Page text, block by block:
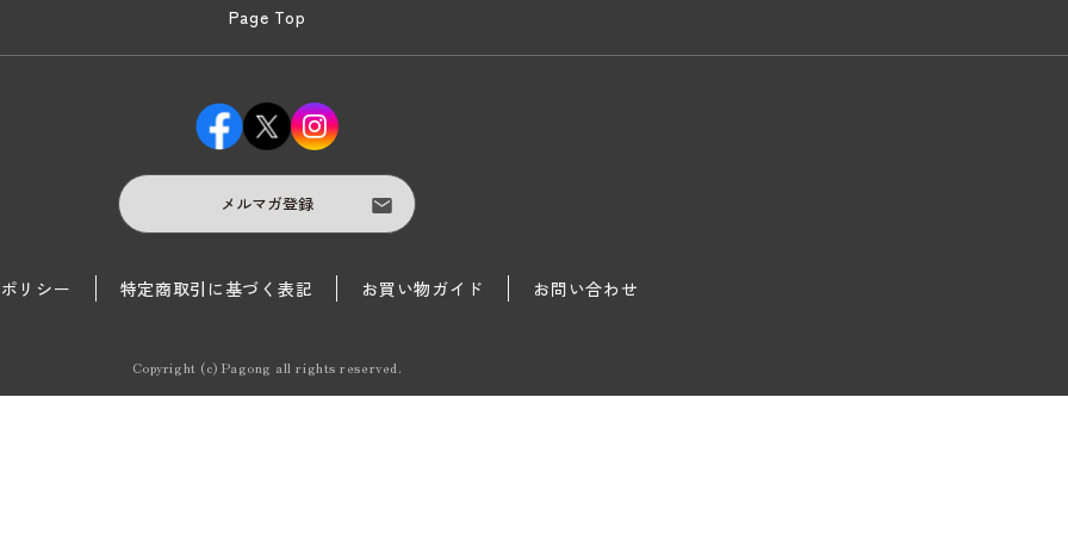
Page Top
メルマガ登録
リシー 特定商取引に基づく表記 お買い物ガイド お問い合わせ
Copyright (c) Pagong all rights reserved.